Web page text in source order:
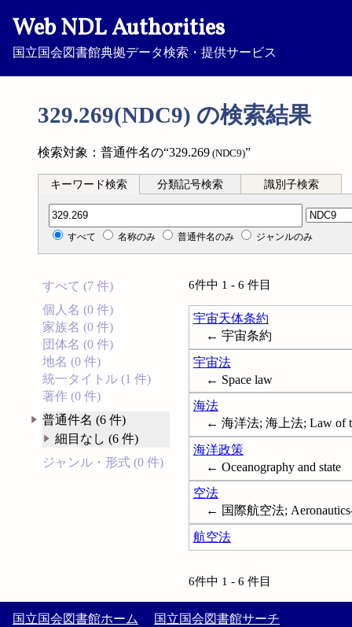
Web NDL Authorities
国立国会図書館典拠データ検索・提供サービス
329.269(NDC9) の検索結果
検索対象：普通件名の“329.269 (NDC9)”
キーワード検索 分類記号検索 識別子検索
分類記号検索
すべて 名称のみ 普通件名のみ ジャンルのみ
すべて (7 件)
個人名 (0 件)
家族名 (0 件)
団体名 (0 件)
地名 (0 件)
統一タイトル (1 件)
著作 (0 件)
普通件名 (6 件)
細目なし (6 件)
ジャンル・形式 (0 件)
6件中 1 - 6 件目
宇宙天体条約
← 宇宙条約
宇宙法
← Space law
海法
← 海洋法; 海上法; Law of
海洋政策
← Oceanography and state
空法
← 国際航空法;
航空法
6件中 1 - 6 件目
国立国会図書館ホーム 国立国会図書館サーチ